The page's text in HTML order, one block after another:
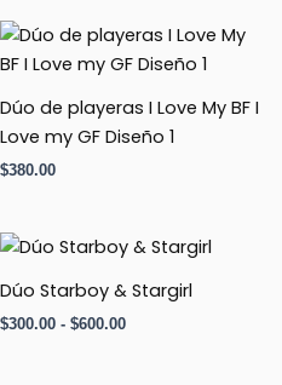
Dúo de playeras I Love My BF I
Love my GF Diseño 1
$380.00
Dúo Starboy & Stargirl
$300.00 - $600.00
Rango
precios:
desde
$300.00